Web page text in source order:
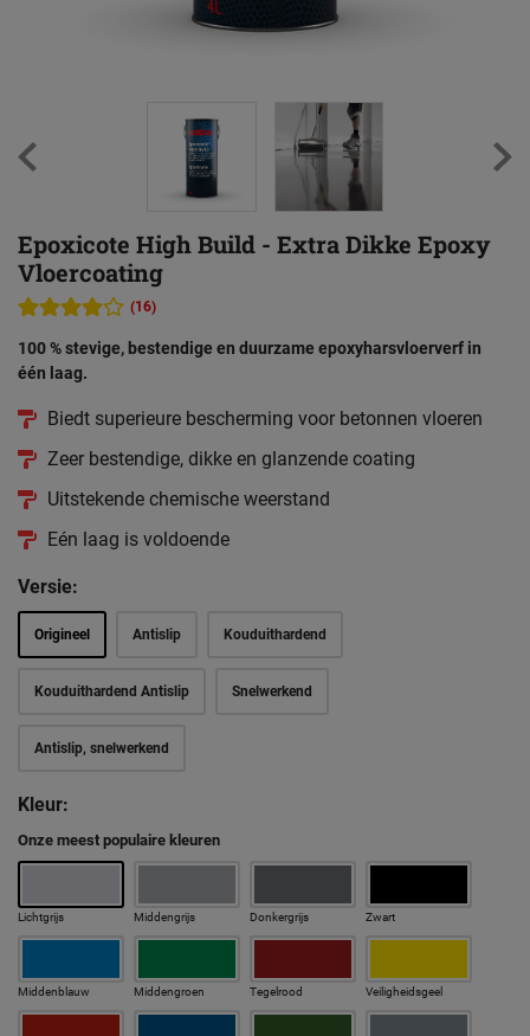
Epoxicote High Build - Extra Dikke Epoxy
Vloercoating
(16)
100 % stevige, bestendige en duurzame epoxyharsvloerverf in
één laag.
Biedt superieure bescherming voor betonnen vloeren
Zeer bestendige, dikke en glanzende coating
Uitstekende chemische weerstand
Eén laag is voldoende
Versie:
Origineel Antislip Kouduithardend
Kouduithardend Antislip Snelwerkend
Antislip, snelwerkend
Kleur:
Onze meest populaire kleuren
Lichtgrijs Middengrijs Donkergrijs Zwart
Middenblauw Middengroen Tegelrood Veiligheidsgeel